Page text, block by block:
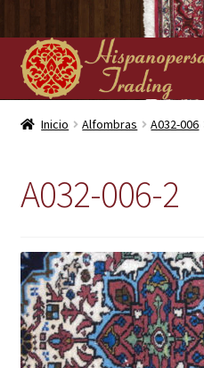
Ir
a
la
navegación
Ir
al
contenido
Inicio
Kilims
Contacto
Inicio Alfombras A032-006
A032-006-2